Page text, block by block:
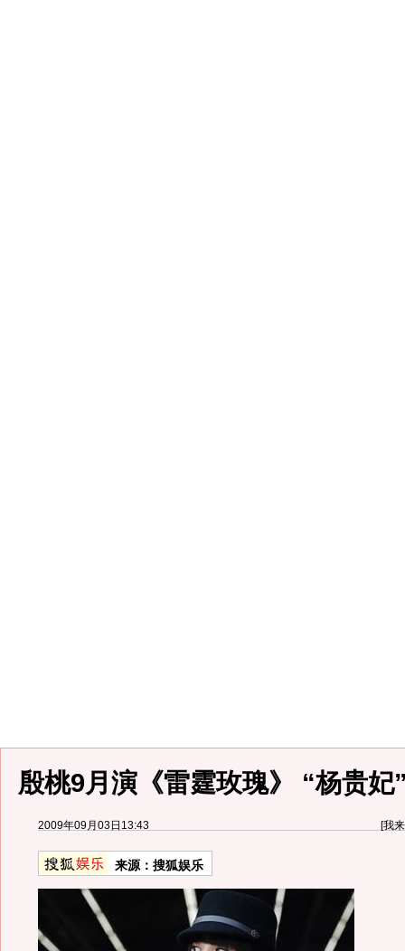
殷桃9月演《雷霆玫瑰》 “杨贵妃
2009年09月03日13:43 [我
来源： 搜狐娱乐